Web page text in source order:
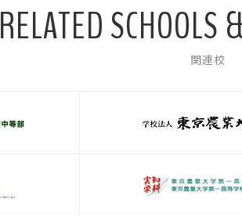
RELATED SCHOOLS
関連校